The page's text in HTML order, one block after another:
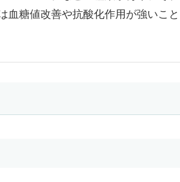
血糖値改善や抗酸化作用が強いこと